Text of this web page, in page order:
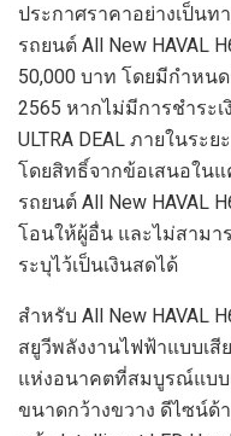
ประกาศราคาอย่างเป็นท
รถยนต์ All New HAVAL
50,000 บาท โดยมีกำหน
2565 หากไม่มีการชำระ
ULTRA DEAL ภายในระ
โดยสิทธิ์จากข้อเสนอในแ
รถยนต์ All New HAVAL
โอนให้ผู้อื่น และไม่สาม
ระบุไว้เป็นเงินสดได้
สำหรับ All New HAVAL
สยูวีพลังงานไฟฟ้าแบบเ
แห่งอนาคตที่สมบูรณ์แบ
ขนาดกว้างขวาง ดีไซน์ด้